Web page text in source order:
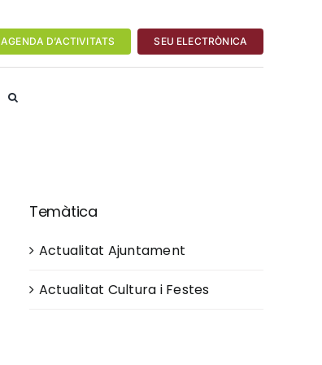
AGENDA D’ACTIVITATS SEU ELECTRÒNICA
Temàtica
Actualitat Ajuntament
Actualitat Cultura i Festes